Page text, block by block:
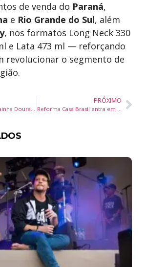
de venda do Paraná,
e Rio Grande do Sul, além
, nos formatos Long Neck 330
e Lata 473 ml — reforçando
revolucionar o segmento de
Itajaí recebe 14º Tainha Dourada com cinema, debates e formações gratuitas até 8 de novembro
PRÓXIMO
Reforma Casa Brasil entra em operação com R$ 40 bilhões e crédito acessível para reformas em áreas urbanas